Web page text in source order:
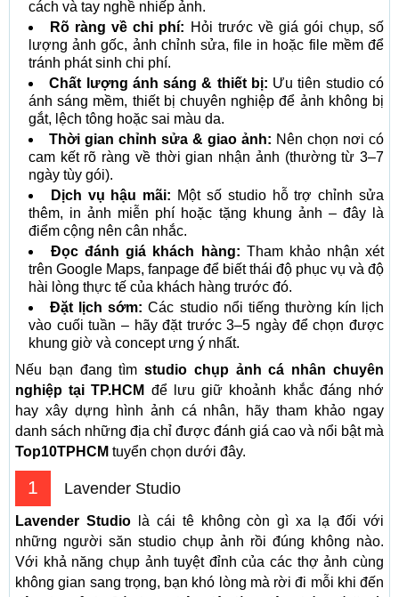
cách và tay nghề nhiếp ảnh.
Rõ ràng về chi phí: Hỏi trước về giá gói chụp, số
lượng ảnh gốc, ảnh chỉnh sửa, file in hoặc file mềm để
tránh phát sinh chi phí.
Chất lượng ánh sáng & thiết bị: Ưu tiên studio có
ánh sáng mềm, thiết bị chuyên nghiệp để ảnh không bị
gắt, lệch tông hoặc sai màu da.
Thời gian chỉnh sửa & giao ảnh: Nên chọn nơi có
cam kết rõ ràng về thời gian nhận ảnh (thường từ 3–7
ngày tùy gói).
Dịch vụ hậu mãi: Một số studio hỗ trợ chỉnh sửa
thêm, in ảnh miễn phí hoặc tặng khung ảnh – đây là
điểm cộng nên cân nhắc.
Đọc đánh giá khách hàng: Tham khảo nhận xét
trên Google Maps, fanpage để biết thái độ phục vụ và độ
hài lòng thực tế của khách hàng trước đó.
Đặt lịch sớm: Các studio nổi tiếng thường kín lịch
vào cuối tuần – hãy đặt trước 3–5 ngày để chọn được
khung giờ và concept ưng ý nhất.
Nếu bạn đang tìmstudio chụp ảnh cá nhân chuyên
nghiệp tại TP.HCM để lưu giữ khoảnh khắc đáng nhớ
hay xây dựng hình ảnh cá nhân, hãy tham khảo ngay
danh sách những địa chỉ được đánh giá cao và nổi bật mà
Top10TPHCM tuyển chọn dưới đây.
1 Lavender Studio
Lavender Studiolà cái tê không còn gì xa lạ đối với
những người săn studio chụp ảnh rồi đúng không nào.
Với khả năng chụp ảnh tuyệt đỉnh của các thợ ảnh cùng
không gian sang trọng, bạn khó lòng mà rời đi mỗi khi đến